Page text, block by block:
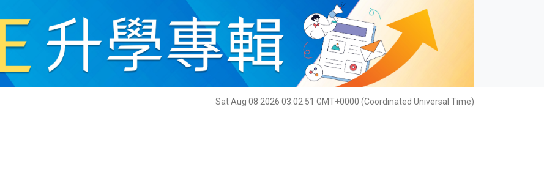
Sat Aug 08 2026 03:02:53 GMT+0000 (Coordinated Universal Time)
健康 科技 影片 名家榜 灼見活動 關於我們